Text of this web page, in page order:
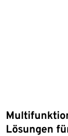
Lösungen